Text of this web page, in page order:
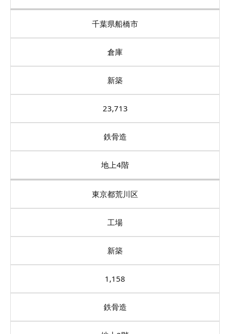
千葉県船橋市
倉庫
新築
23,713
鉄骨造
地上4階
東京都荒川区
工場
新築
1,158
鉄骨造